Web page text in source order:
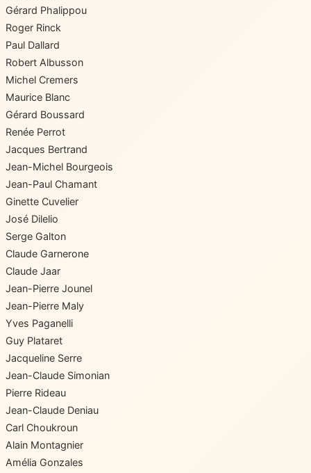
Gérard Phalippou
Roger Rinck
Paul Dallard
Robert Albusson
Michel Cremers
Maurice Blanc
Gérard Boussard
Renée Perrot
Jacques Bertrand
Jean-Michel Bourgeois
Jean-Paul Chamant
Ginette Cuvelier
José Dilelio
Serge Galton
Claude Garnerone
Claude Jaar
Jean-Pierre Jounel
Jean-Pierre Maly
Yves Paganelli
Guy Plataret
Jacqueline Serre
Jean-Claude Simonian
Pierre Rideau
Jean-Claude Deniau
Carl Choukroun
Alain Montagnier
Amélia Gonzales